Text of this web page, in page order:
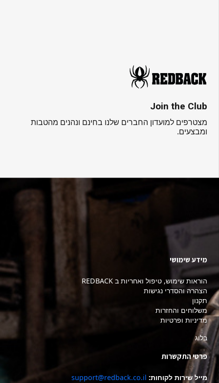
Join the Club
מצטרפים למועדון החברים שלנו בחינם ונהנים מהטבות
ומבצעים.
מידע שימושי
הוראות שימוש, טיפול ואחריות ב REDBACK
הצהרה והסדרי נגישות
תקנון
משלוחים והחזרות
מדיניות ופרטיות
בלוג
פרטי התקשרות
מייל שירות לקוחות: support@redback.co.il